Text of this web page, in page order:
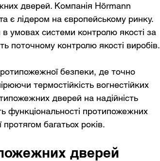
дверей. Компанія Hörmann
є лідером на європейському ринку.
умовах системи контролю якості за
поточному контролю якості виробів.
безпеки, де точно
термостійкість вогнестійких
дверей на надійність
функціональності протипожежних
багатьох років.
дверей